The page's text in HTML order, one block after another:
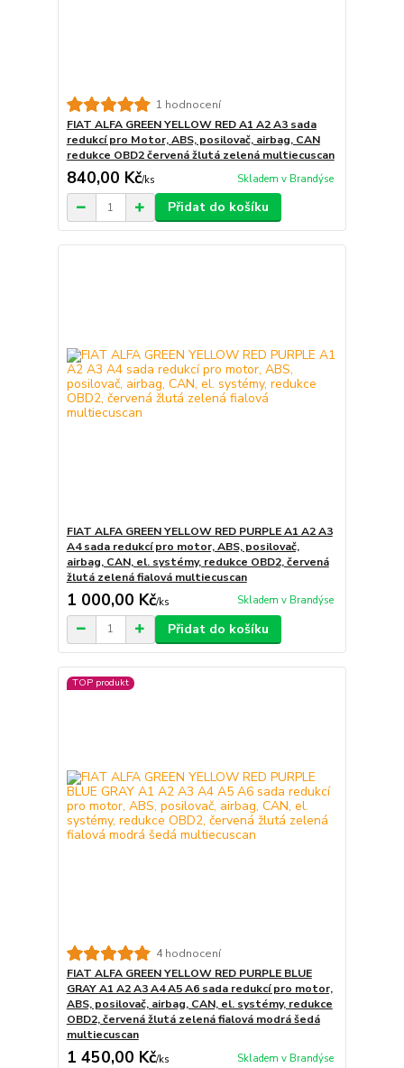
1 hodnocení
FIAT ALFA GREEN YELLOW RED A1 A2 A3 sada
redukcí pro Motor, ABS, posilovač, airbag, CAN
redukce OBD2 červená žlutá zelená multiecuscan
840,00 Kč/ks Skladem v Brandýse
Přidat do košíku
FIAT ALFA GREEN YELLOW RED PURPLE A1 A2 A3
A4 sada redukcí pro motor, ABS, posilovač,
airbag, CAN, el. systémy, redukce OBD2, červená
žlutá zelená fialová multiecuscan
1 000,00 Kč/ks Skladem v Brandýse
Přidat do košíku
TOP produkt
4 hodnocení
FIAT ALFA GREEN YELLOW RED PURPLE BLUE
GRAY A1 A2 A3 A4 A5 A6 sada redukcí pro motor,
ABS, posilovač, airbag, CAN, el. systémy, redukce
OBD2, červená žlutá zelená fialová modrá šedá
multiecuscan
1 450,00 Kč/ks Skladem v Brandýse